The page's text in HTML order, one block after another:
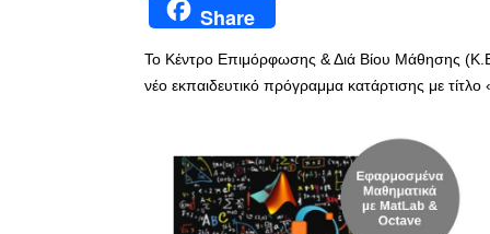
Share
Το Κέντρο Επιμόρφωσης & Διά Βίου Μάθησης
νέο εκπαιδευτικό πρόγραμμα κατάρτισης με